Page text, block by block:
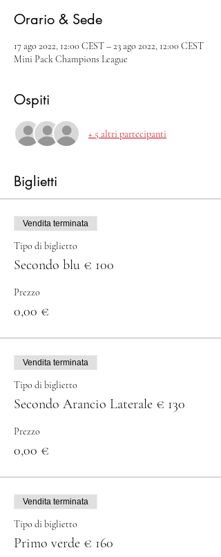
Orario & Sede
17 ago 2022, 12:00 CEST – 23 ago 2022, 12:00 CEST
Mini Pack Champions League
Ospiti
+ 5 altri partecipanti
Biglietti
Vendita terminata
Tipo di biglietto
Secondo blu € 100
Prezzo
0,00 €
Vendita terminata
Tipo di biglietto
Secondo Arancio Laterale € 130
Prezzo
0,00 €
Vendita terminata
Tipo di biglietto
Primo verde € 160